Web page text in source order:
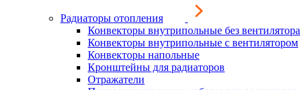
Радиаторы отопления
Конвекторы внутрипольные без вентилятора
Конвекторы внутрипольные с вентилятором
Конвекторы напольные
Кронштейны для радиаторов
Отражатели